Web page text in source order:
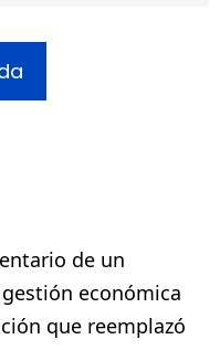
de un
económica
que reemplazó